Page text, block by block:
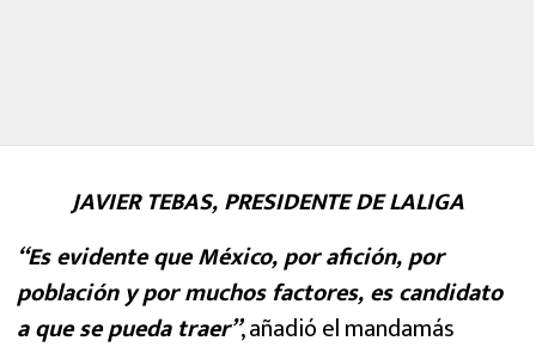
JAVIER TEBAS, PRESIDENTE DE LALIGA
“Es evidente que México, por afición, por
población y por muchos factores, es candidato
a que se pueda traer”, añadió el mandamás